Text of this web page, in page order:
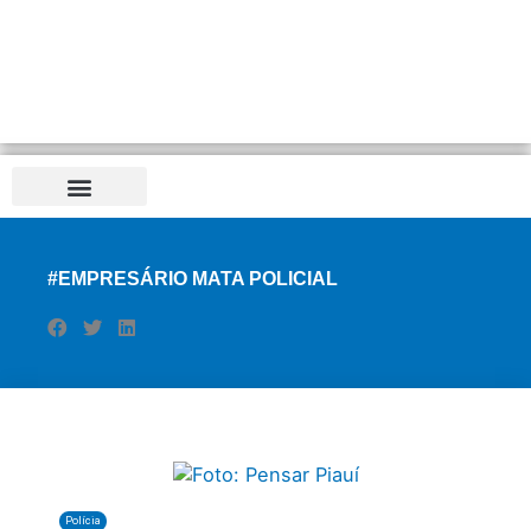
#EMPRESÁRIO MATA POLICIAL
Polícia